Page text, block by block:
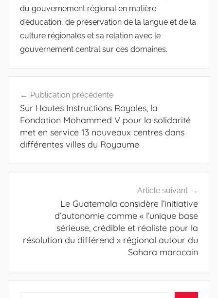
du gouvernement régional en matière
d’éducation, de préservation de la langue et de la
culture régionales et sa relation avec le
gouvernement central sur ces domaines.
de
l’article
Publication précédente
Sur Hautes Instructions Royales, la
Fondation Mohammed V pour la solidarité
met en service 13 nouveaux centres dans
différentes villes du Royaume
Article suivant
Le Guatemala considère l’initiative
d’autonomie comme « l’unique base
sérieuse, crédible et réaliste pour la
résolution du différend » régional autour du
Sahara marocain